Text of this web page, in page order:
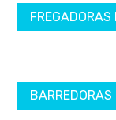
FREGADORAS
BARREDORAS